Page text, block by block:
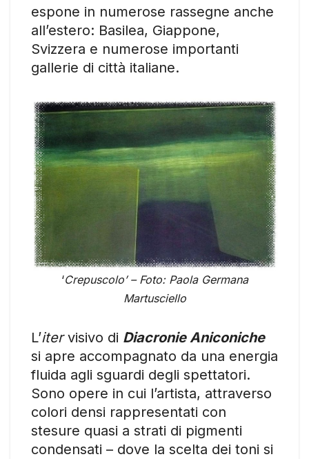
espone in numerose rassegne anche
all’estero: Basilea, Giappone,
Svizzera e numerose importanti
gallerie di città italiane.
‘Crepuscolo’ – Foto: Paola Germana
Martusciello
L’itervisivo di Diacronie Aniconiche
si apre accompagnato da una energia
fluida agli sguardi degli spettatori.
Sono opere in cui l’artista, attraverso
colori densi rappresentati con
stesure quasi a strati di pigmenti
condensati – dove la scelta dei toni si